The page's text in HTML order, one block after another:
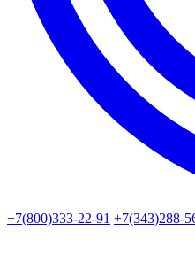
+7(800)333-22-91 +7(343)288-